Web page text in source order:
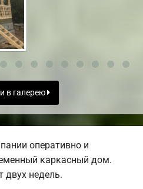
в галерею
оперативно и
каркасный дом.
двух недель.